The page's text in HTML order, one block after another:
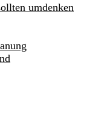
umdenken